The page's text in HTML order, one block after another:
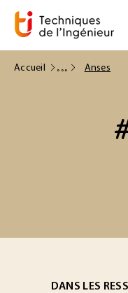
Accueil Anses
DANS LES